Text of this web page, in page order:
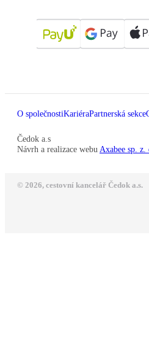
O společnostiKariéraPartnerská sekce
Čedok a.s
Návrh a realizace webu Axabee sp. z.
© 2026, cestovní kancelář Čedok a.s.